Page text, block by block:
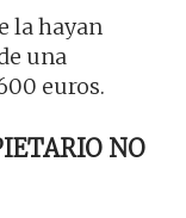
la hayan
una
euros.
NO